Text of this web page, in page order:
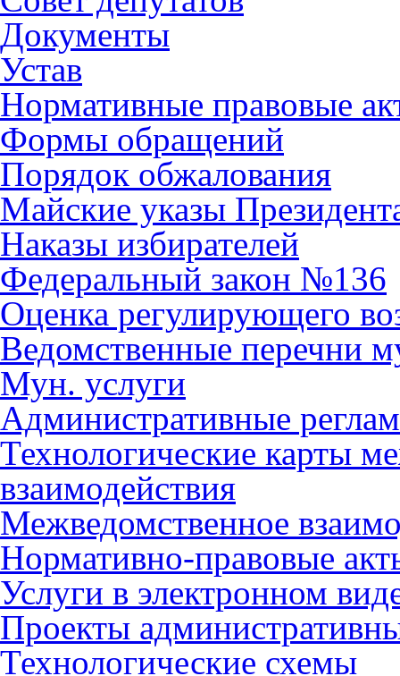
Документы
Устав
Нормативные правовые
Формы обращений
Порядок обжалования
Майские указы
Наказы избирателей
Федеральный закон №136
Оценка регулирующего
Ведомственные перечни
Мун. услуги
Административные
Технологические карты
взаимодействия
Межведомственное
Нормативно-правовые
Услуги в электронном
Проекты
Технологические схемы